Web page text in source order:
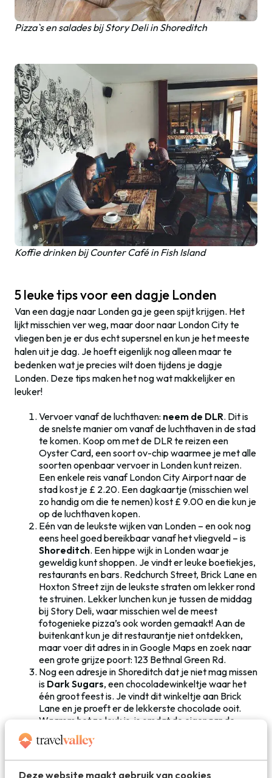
Deze website maakt gebruik van cookies
Pizza`s en salades bij Story Deli in Shoreditch
Koffie drinken bij Counter Café in Fish Island
5 leuke tips voor een dagje Londen
Van een dagje naar Londen ga je geen spijt krijgen. Het
lijkt misschien ver weg, maar door naar London City te
vliegen ben je er dus echt supersnel en kun je het meeste
halen uit je dag. Je hoeft eigenlijk nog alleen maar te
bedenken wat je precies wilt doen tijdens je dagje
Londen. Deze tips maken het nog wat makkelijker en
leuker!
Vervoer vanaf de luchthaven: neem de DLR. Dit is
de snelste manier om vanaf de luchthaven in de stad
te komen. Koop om met de DLR te reizen een
Oyster Card, een soort ov-chip waarmee je met alle
soorten openbaar vervoer in Londen kunt reizen.
Een enkele reis vanaf London City Airport naar de
stad kost je £ 2.20. Een dagkaartje (misschien wel
zo handig om die te nemen) kost £ 9.00 en die kun je
op de luchthaven kopen.
Eén van de leukste wijken van Londen – en ook nog
eens heel goed bereikbaar vanaf het vliegveld – is
Shoreditch. Een hippe wijk in Londen waar je
geweldig kunt shoppen. Je vindt er leuke boetiekjes,
restaurants en bars. Redchurch Street, Brick Lane en
Hoxton Street zijn de leukste straten om lekker rond
te struinen. Lekker lunchen kun je tussen de middag
bij Story Deli, waar misschien wel de meest
fotogenieke pizza’s ook worden gemaakt! Aan de
buitenkant kun je dit restaurantje niet ontdekken,
maar voer dit adres in in Google Maps en zoek naar
een grote grijze poort: 123 Bethnal Green Rd.
Nog een adresje in Shoreditch dat je niet mag missen
is Dark Sugars, een chocoladewinkeltje waar het
één groot feest is. Je vindt dit winkeltje aan Brick
Lane en je proeft er de lekkerste chocolade ooit.
Waarom het zo leuk is, is omdat de eigenaar de
muziek hard zet als je binnenkomt en met je danst.
Hij laat je zijn lekkerste chocolade proeven en je
bent verkocht! Dark Sugars vind je aan Brick Lane.
Om je snel te verplaatsen in de stad kun je natuurlijk